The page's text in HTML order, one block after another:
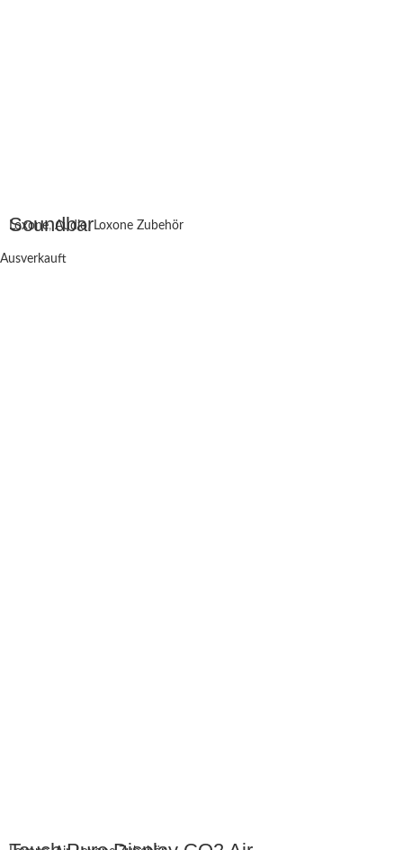
Soundbar
Loxone,Audio, Loxone Zubehör
Ausverkauft